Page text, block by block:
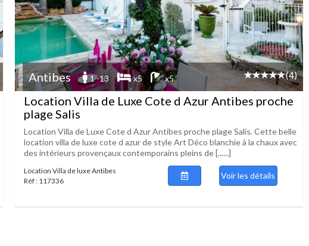
Antibes 1 -13 x5 x5 (4)
Location Villa de Luxe Cote d Azur Antibes proche
plage Salis
Location Villa de Luxe Cote d Azur Antibes proche plage Salis. Cette belle
location villa de luxe cote d azur de style Art Déco blanchie à la chaux avec
des intérieurs provençaux contemporains pleins de [......]
Location Villa de luxe Antibes
Réf : 117336
Voir les détails